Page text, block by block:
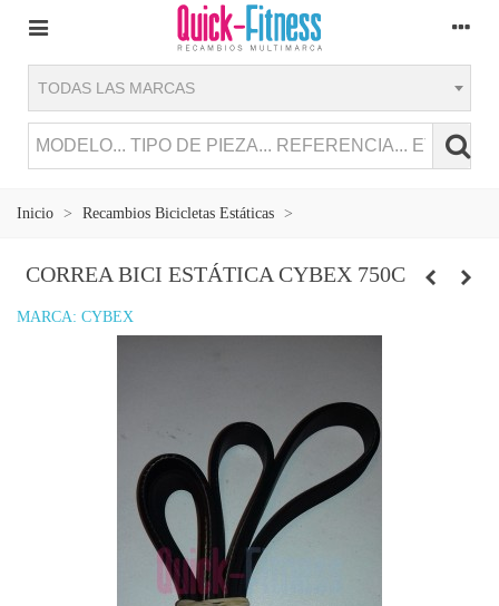
TODAS LAS MARCAS
Inicio > Recambios Bicicletas Estáticas >
CORREA BICI ESTÁTICA CYBEX 750C
MARCA: CYBEX